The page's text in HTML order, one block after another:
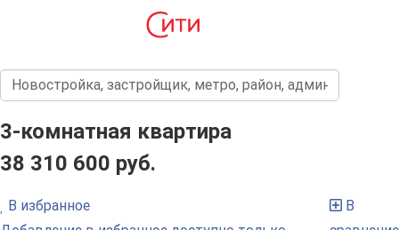
3-комнатная квартира
38 310 600 руб.
В избранное
В